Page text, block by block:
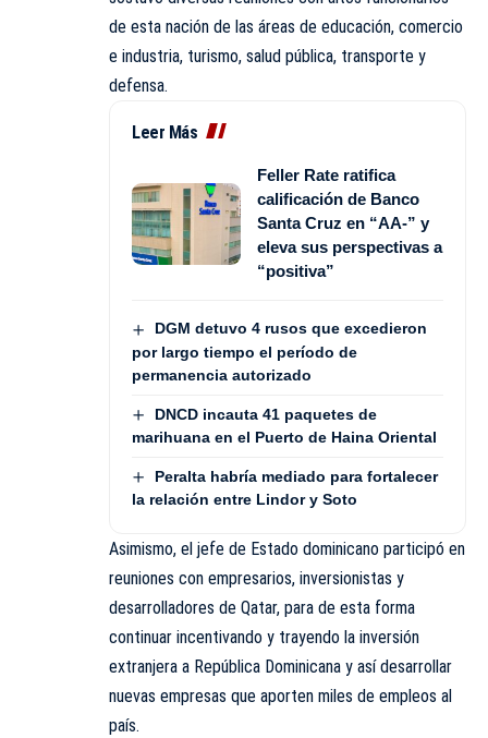
de esta nación de las áreas de educación, comercio
e industria, turismo, salud pública, transporte y
defensa.
Leer Más
Feller Rate ratifica
calificación de Banco
Santa Cruz en “AA-” y
eleva sus perspectivas a
“positiva”
DGM detuvo 4 rusos que excedieron
por largo tiempo el período de
permanencia autorizado
DNCD incauta 41 paquetes de
marihuana en el Puerto de Haina Oriental
Peralta habría mediado para fortalecer
la relación entre Lindor y Soto
Asimismo, el jefe de Estado dominicano participó en
reuniones con empresarios, inversionistas y
desarrolladores de Qatar, para de esta forma
continuar incentivando y trayendo la inversión
extranjera a República Dominicana y así desarrollar
nuevas empresas que aporten miles de empleos al
país.